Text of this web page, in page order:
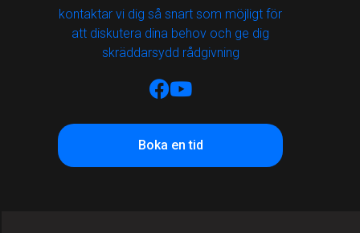
kontaktar vi dig så snart som möjligt för
att diskutera dina behov och ge dig
skräddarsydd rådgivning
Boka en tid